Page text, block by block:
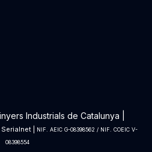
Industrials de Catalunya |
Serialnet|
NIF. AEIC G-08398562 / NIF. COEIC V-
08398554